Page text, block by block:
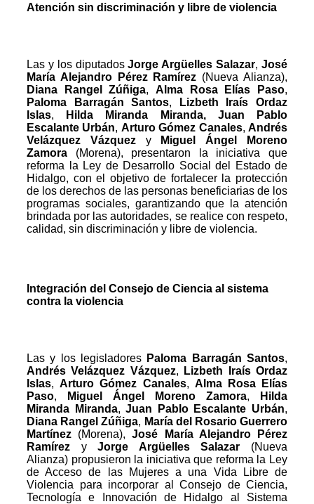
Atención sin discriminación y libre de violencia
Las y los diputadosJorge Argüelles Salazar,José
María Alejandro Pérez Ramírez (Nueva Alianza),
Diana Rangel Zúñiga,Alma Rosa Elías Paso,
Paloma Barragán Santos,
Lizbeth Iraís Ordaz
Islas,
Hilda Miranda Miranda, Juan Pablo
Escalante Urbán, Arturo Gómez Canales,Andrés
Velázquez Vázquezy
Miguel Ángel Moreno
Zamora (Morena), presentaron la iniciativa que
reforma la Ley de Desarrollo Social del Estado de
Hidalgo, con el objetivo de fortalecer la protección
de los derechos de las personas beneficiarias de los
programas sociales, garantizando que la atención
brindada por las autoridades, se realice con respeto,
calidad, sin discriminación y libre de violencia.
Integración del Consejo de Ciencia al sistema
contra la violencia
Las y los legisladores Paloma Barragán Santos,
Andrés Velázquez Vázquez,
Lizbeth Iraís Ordaz
Islas,Arturo Gómez Canales, Alma Rosa Elías
Paso, Miguel Ángel Moreno Zamora,
Hilda
Miranda Miranda,Juan Pablo Escalante Urbán,
Diana Rangel Zúñiga, María del Rosario Guerrero
Martínez (Morena),José María Alejandro Pérez
Ramírez yJorge Argüelles Salazar (Nueva
Alianza) propusieron la iniciativa que reforma la Ley
de Acceso de las Mujeres a una Vida Libre de
Violencia para incorporar al Consejo de Ciencia,
Tecnología e Innovación de Hidalgo al Sistema